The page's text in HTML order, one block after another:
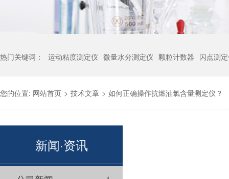
热门关键词： 运动粘度测定仪 微量水分测定仪 颗粒计数器 闪点测
您的位置: 网站首页 > 技术文章 > 如何正确操作抗燃油氯含量测定仪？
新闻·资讯